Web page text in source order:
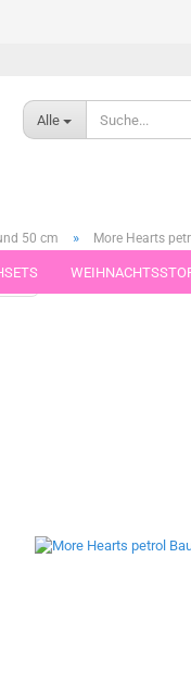
Alle
50 cm » More Hearts
» Artikel in dieser